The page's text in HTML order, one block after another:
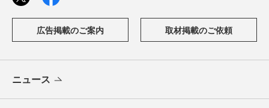
広告掲載のご案内 取材掲載のご依頼
ニュース